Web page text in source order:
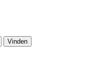
Vinden